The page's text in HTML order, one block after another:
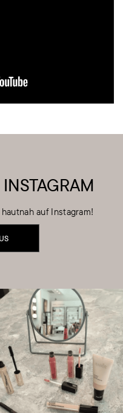
auf Instagram!